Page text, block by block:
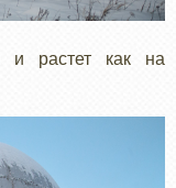
и растет как на